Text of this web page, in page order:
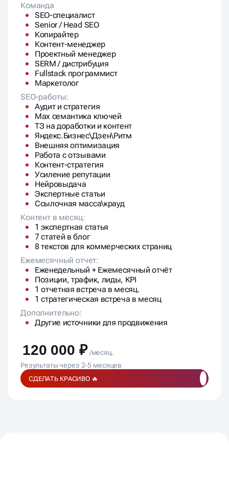
Команда
SEO-специалист
Senior / Head SEO
Копирайтер
Контент-менеджер
Проектный менеджер
SERM / дистрибуция
Fullstack программист
Маркетолог
SEO-работы:
Аудит и стратегия
Max семантика ключей
ТЗ на доработки и контент
Яндекс.Бизнес\Дзен\Ритм
Внешняя оптимизация
Работа с отзывами
Контент-стратегия
Усиление репутации
Нейровыдача
Экспертные статьи
Ссылочная масса\крауд
Контент в месяц:
1 экспертная статья
7 статей в блог
8 текстов для коммерческих страниц
Ежемесячный отчет:
Еженедельный + Ежемесячный отчёт
Позиции, трафик, лиды, KPI
1 отчетная встреча в месяц.
1 стратегическая встреча в месяц
Дополнительно:
Другие источники для продвижения
120 000 ₽ /месяц.
Результаты через 2-5 месяцев
СДЕЛАТЬ КРАСИВО 🔥